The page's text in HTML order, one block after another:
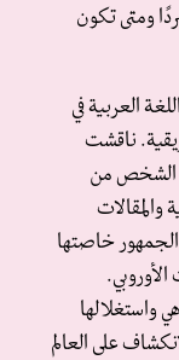
ومتى تكون
العربية في
ناقشت
الشخص من
خاصتها
واستغلالها
على العالم